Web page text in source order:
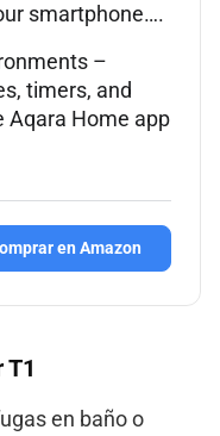
smartphone….
–
timers, and
Aqara Home app
en Amazon
en baño o